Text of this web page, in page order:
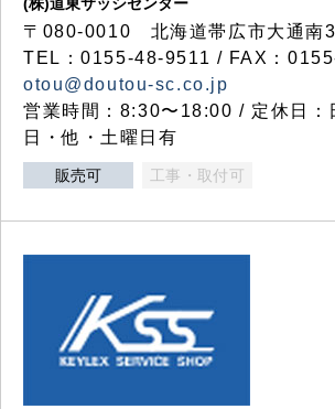
〒080-0010 北海道帯広市大通南
TEL：0155-48-9511 / FAX：
otou@doutou-sc.co.jp
営業時間：8:30〜18:00 / 定休日：
日・他・土曜日有
販売可 工事・取付可